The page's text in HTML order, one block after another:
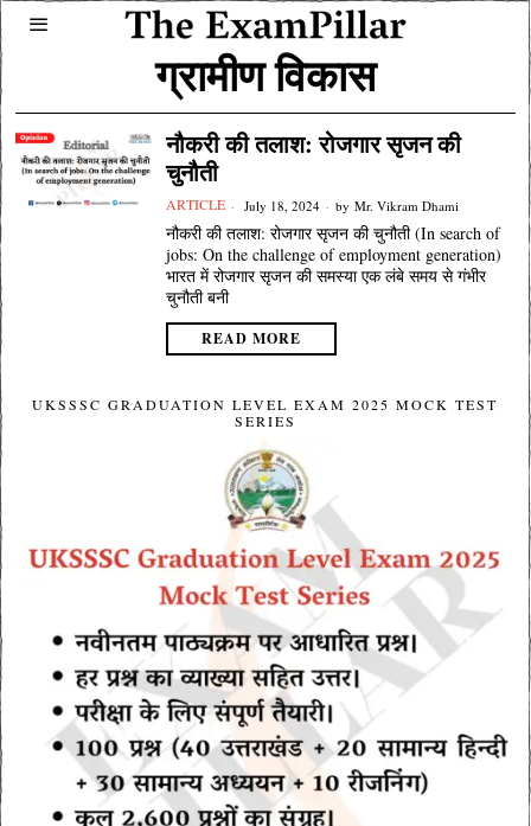
ग्रामीण विकास
नौकरी की तलाश: रोजगार सृजन की
चुनौती
ARTICLE July 18, 2024 by Mr. Vikram Dhami
नौकरी की तलाश: रोजगार सृजन की चुनौती (In search of
jobs: On the challenge of employment generation)
भारत में रोजगार सृजन की समस्या एक लंबे समय से गंभीर
चुनौती बनी
READ MORE
UKSSSC GRADUATION LEVEL EXAM 2025 MOCK TEST
SERIES